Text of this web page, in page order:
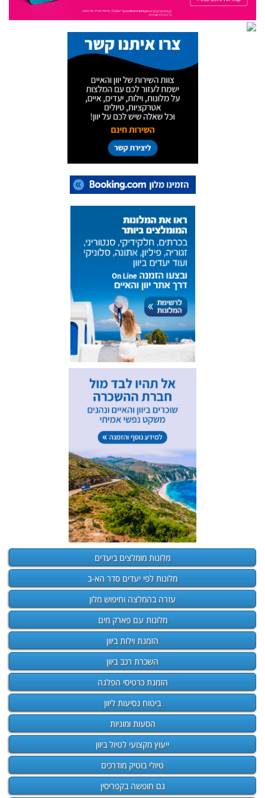
מלונות מומלצים ביעדים
מלונות לפי יעדים סדר הא-ב
עזרה בהמלצה וחיפוש מלון
מלונות עם פארק מים
הזמנת וילות ביוון
השכרת רכב ביוון
הזמנת כרטיסי הפלגה
ביטוח נסיעות ליוון
הסעות ומוניות
ייעוץ מקצועי לטיול ביוון
טיולי בוטיק מודרכים
גם חופשה בקפריסין